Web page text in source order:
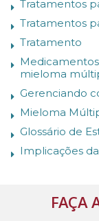
Tratamentos
Tratamentos
Tratamento
mieloma
Gerenciando
Mieloma
Glossário de
Implicações
FAÇA